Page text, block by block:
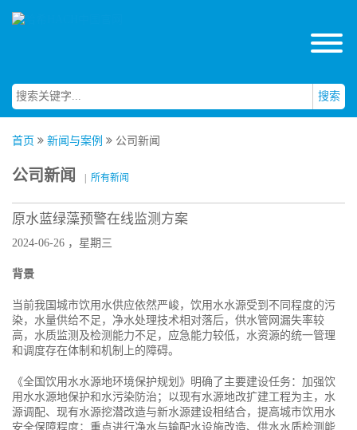
搜索
首页 新闻与案例 公司新闻
公司新闻 所有新闻
原水蓝绿藻预警在线监测方案
2024-06-26 ，星期三
背景
当前我国城市饮用水供应依然严峻，饮用水水源受到不同程度的污
染，水量供给不足，净水处理技术相对落后，供水管网漏失率较
高，水质监测及检测能力不足，应急能力较低，水资源的统一管理
和调度存在体制和机制上的障碍。
《全国饮用水水源地环境保护规划》明确了主要建设任务：加强饮
用水水源地保护和水污染防治；以现有水源地改扩建工程为主，水
源调配、现有水源挖潜改造与新水源建设相结合，提高城市饮用水
安全保障程度；重点进行净水与输配水设施改造、供水水质检测能